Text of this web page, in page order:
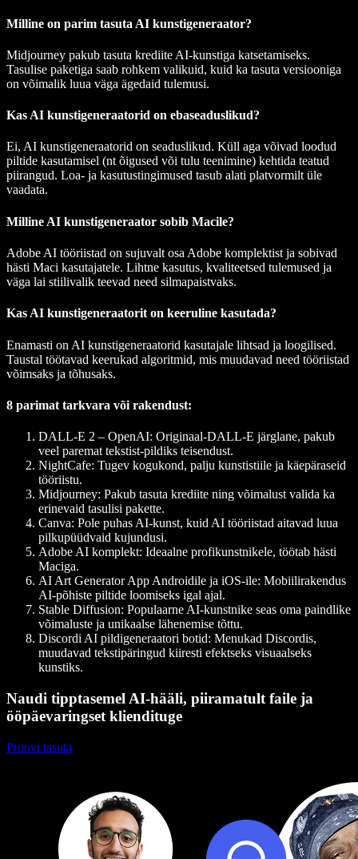
Milline on parim tasuta AI kunstigeneraator?
Midjourney pakub tasuta krediite AI-kunstiga katsetamiseks.
Tasulise paketiga saab rohkem valikuid, kuid ka tasuta versiooniga
on võimalik luua väga ägedaid tulemusi.
Kas AI kunstigeneraatorid on ebaseaduslikud?
Ei, AI kunstigeneraatorid on seaduslikud. Küll aga võivad loodud
piltide kasutamisel (nt õigused või tulu teenimine) kehtida teatud
piirangud. Loa- ja kasutustingimused tasub alati platvormilt üle
vaadata.
Milline AI kunstigeneraator sobib Macile?
Adobe AI tööriistad on sujuvalt osa Adobe komplektist ja sobivad
hästi Maci kasutajatele. Lihtne kasutus, kvaliteetsed tulemused ja
väga lai stiilivalik teevad need silmapaistvaks.
Kas AI kunstigeneraatorit on keeruline kasutada?
Enamasti on AI kunstigeneraatorid kasutajale lihtsad ja loogilised.
Taustal töötavad keerukad algoritmid, mis muudavad need tööriistad
võimsaks ja tõhusaks.
8 parimat tarkvara või rakendust:
DALL-E 2 – OpenAI: Originaal-DALL-E järglane, pakub
veel paremat tekstist-pildiks teisendust.
NightCafe: Tugev kogukond, palju kunstistiile ja käepäraseid
tööriistu.
Midjourney: Pakub tasuta krediite ning võimalust valida ka
erinevaid tasulisi pakette.
Canva: Pole puhas AI-kunst, kuid AI tööriistad aitavad luua
pilkupüüdvaid kujundusi.
Adobe AI komplekt: Ideaalne profikunstnikele, töötab hästi
Maciga.
AI Art Generator App Androidile ja iOS-ile: Mobiilirakendus
AI-põhiste piltide loomiseks igal ajal.
Stable Diffusion: Populaarne AI-kunstnike seas oma paindlike
võimaluste ja unikaalse lähenemise tõttu.
Discordi AI pildigeneraatori botid: Menukad Discordis,
muudavad tekstipäringud kiiresti efektseks visuaalseks
kunstiks.
Naudi tipptasemel AI-hääli, piiramatult faile ja
ööpäevaringset kliendituge
Proovi tasuta